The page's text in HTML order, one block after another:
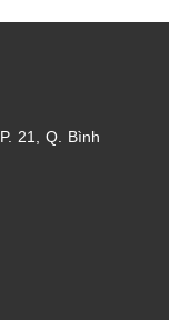
21, Q. Bình